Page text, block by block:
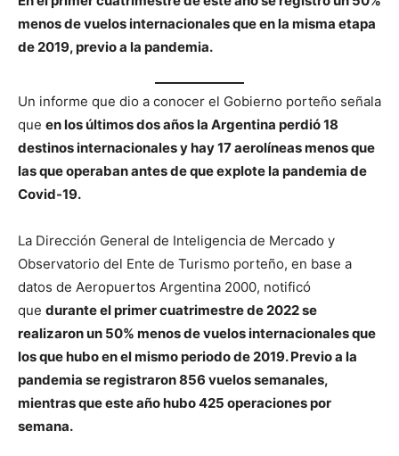
menos de vuelos internacionales que en la misma etapa
de 2019, previo a la pandemia.
Un informe que dio a conocer el Gobierno porteño señala
que en los últimos dos años la Argentina perdió 18
destinos internacionales y hay 17 aerolíneas menos que
las que operaban antes de que explote la pandemia de
Covid-19.
La Dirección General de Inteligencia de Mercado y
Observatorio del Ente de Turismo porteño, en base a
datos de Aeropuertos Argentina 2000, notificó
que durante el primer cuatrimestre de 2022 se
realizaron un 50% menos de vuelos internacionales que
los que hubo en el mismo periodo de 2019. Previo a la
pandemia se registraron 856 vuelos semanales,
mientras que este año hubo 425 operaciones por
semana.